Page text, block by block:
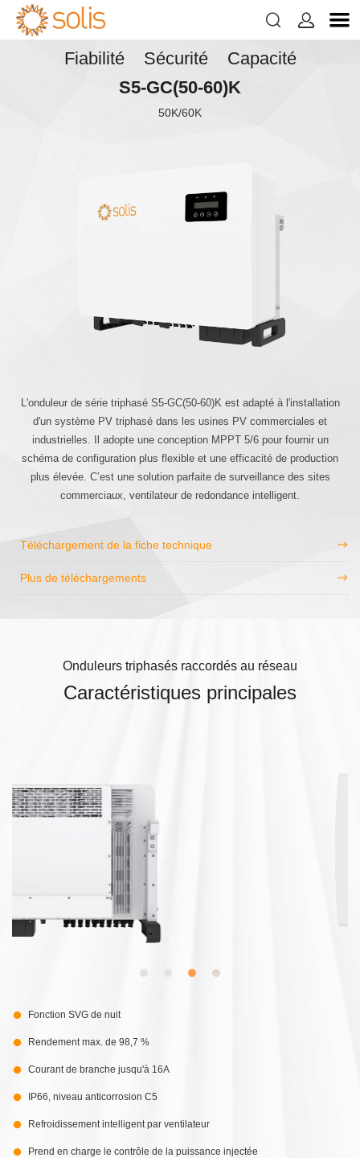
 
Fiabilité Sécurité Capacité
S5-GC(50-60)K
50K/60K
L'onduleur de série triphasé S5-GC(50-60)K est adapté à l'installation
d'un système PV triphasé dans les usines PV commerciales et
industrielles. Il adopte une conception MPPT 5/6 pour fournir un
schéma de configuration plus flexible et une efficacité de production
plus élevée. C’est une solution parfaite de surveillance des sites
commerciaux, ventilateur de redondance intelligent.
Téléchargement de la fiche technique
Plus de téléchargements
Onduleurs triphasés raccordés au réseau
Caractéristiques principales
Fonction SVG de nuit
Rendement max. de 98,7 %
Courant de branche jusqu'à 16A
IP66, niveau anticorrosion C5
Refroidissement intelligent par ventilateur
Prend en charge le contrôle de la puissance injectée